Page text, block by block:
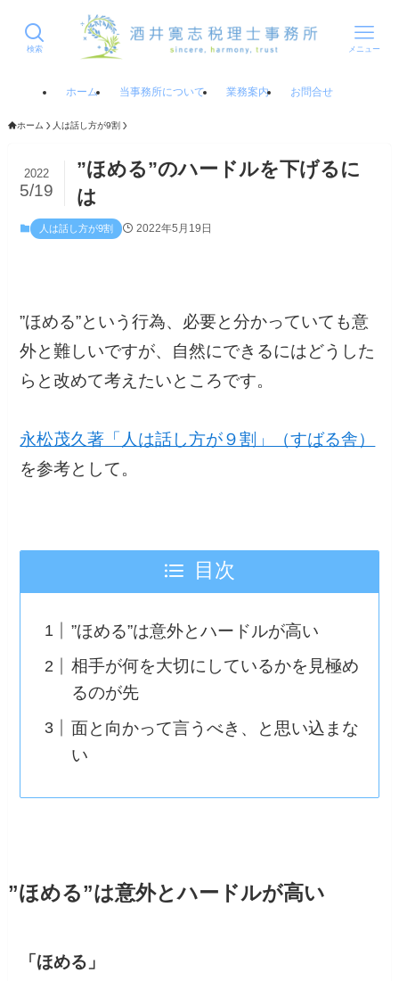
検索 メニュー
ホーム 当事務所について 業務案内 お問合せ
ホーム 人は話し方が9割
”ほめる”のハードルを下げるに
は
2022
5/19
人は話し方が9割 2022年5月19日
”ほめる”という行為、必要と分かっていても意
外と難しいですが、自然にできるにはどうした
らと改めて考えたいところです。
永松茂久著「人は話し方が９割」（すばる舎）
を参考として。
目次
”ほめる”は意外とハードルが高い
相手が何を大切にしているかを見極め
るのが先
面と向かって言うべき、と思い込まな
い
”ほめる”は意外とハードルが高い
「ほめる」